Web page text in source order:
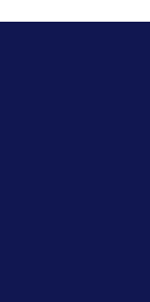
fenêtre)
fenêtre)
fenêtre)